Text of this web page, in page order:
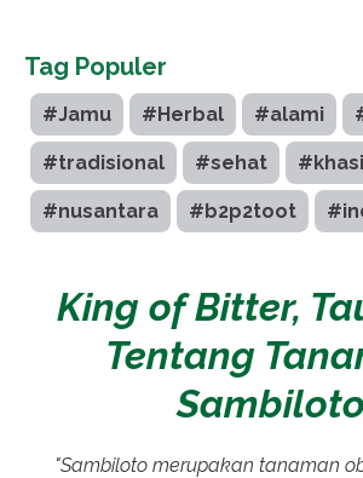
Tag Populer
#Jamu #Herbal #alami
#tradisional #sehat
#nusantara #b2p2toot
King of Bitter,
Tentang
Sambiloto
"Sambiloto merupakan tanaman